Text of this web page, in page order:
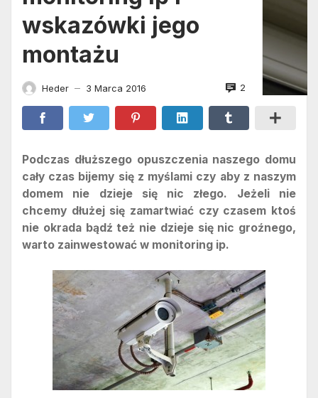
wskazówki jego
montażu
Heder — 3 Marca 2016 2
Podczas dłuższego opuszczenia naszego domu
cały czas bijemy się z myślami czy aby z naszym
domem nie dzieje się nic złego. Jeżeli nie
chcemy dłużej się zamartwiać czy czasem ktoś
nie okrada bądź też nie dzieje się nic groźnego,
warto zainwestować w monitoring ip.